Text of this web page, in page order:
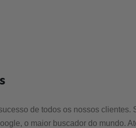
de todos os nossos
o maior buscador do mundo.